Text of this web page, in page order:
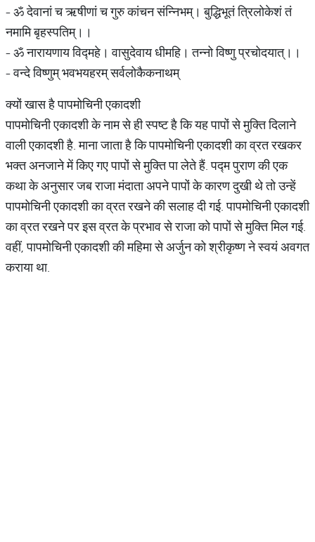
- ॐ देवानां च ऋषीणां च गुरु कांचन संन्निभम्। बुद्धिभूतं त्रिलोकेशं तं
नमामि बृहस्पतिम्।।
- ॐ नारायणाय विद्महे। वासुदेवाय धीमहि। तन्नो विष्णु प्रचोदयात्।।
- वन्दे विष्णुम् भवभयहरम् सर्वलोकैकनाथम्
क्यों खास है पापमोचिनी एकादशी
पापमोचिनी एकादशी के नाम से ही स्पष्ट है कि यह पापों से मुक्ति दिलाने
वाली एकादशी है. माना जाता है कि पापमोचिनी एकादशी का व्रत रखकर
भक्त अनजाने में किए गए पापों से मुक्ति पा लेते हैं. पद्म पुराण की एक
कथा के अनुसार जब राजा मंदाता अपने पापों के कारण दुखी थे तो उन्हें
पापमोचिनी एकादशी का व्रत रखने की सलाह दी गई. पापमोचिनी एकादशी
का व्रत रखने पर इस व्रत के प्रभाव से राजा को पापों से मुक्ति मिल गई.
वहीं, पापमोचिनी एकादशी की महिमा से अर्जुन को श्रीकृष्ण ने स्वयं अवगत
कराया था.